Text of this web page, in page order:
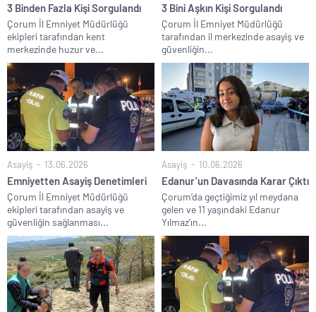
3 Binden Fazla Kişi Sorgulandı
Çorum İl Emniyet Müdürlüğü
ekipleri tarafından kent
merkezinde huzur ve...
3 Bini Aşkın Kişi Sorgulandı
Çorum İl Emniyet Müdürlüğü
tarafından il merkezinde asayiş ve
güvenliğin...
Asayiş 13.06.2026
Emniyetten Asayiş Denetimleri
Çorum İl Emniyet Müdürlüğü
ekipleri tarafından asayiş ve
güvenliğin sağlanması...
Asayiş 10.06.2026
Edanur’un Davasında Karar Çıktı
Çorum’da geçtiğimiz yıl meydana
gelen ve 11 yaşındaki Edanur
Yılmaz’ın...